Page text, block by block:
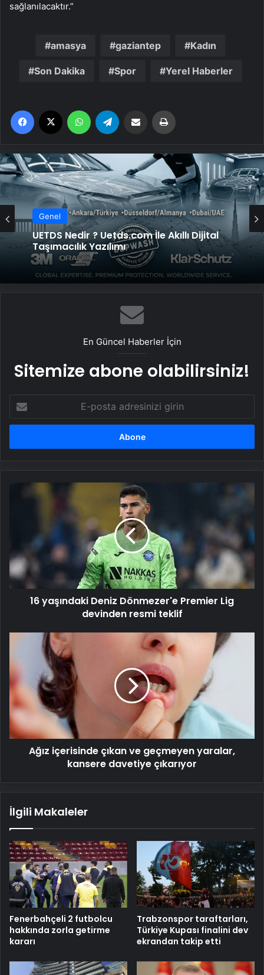
sağlanılacaktır.”
amasya gaziantep Kadın
Son Dakika Spor Yerel Haberler
Facebook WhatsApp Email'den paylaş
Genel
UETDS Nedir ? Uetds.com İle Akıllı Dijital
Taşımacılık Yazılımı
En Güncel Haberler İçin
Sitemize abone olabilirsiniz!
posta
adresinizi
Premier
devinden
resmi
teklif
16 yaşındaki Deniz Dönmezer'e Premier Lig
devinden resmi teklif
içerisinde
çıkan
ve
geçmeyen
yaralar,
kansere
davetiye
çıkarıyor
Ağız içerisinde çıkan ve geçmeyen yaralar,
kansere davetiye çıkarıyor
İlgili Makaleler
Fenerbahçeli 2 futbolcu
hakkında zorla getirme
kararı
Trabzonspor taraftarları,
Türkiye Kupası finalini dev
ekrandan takip etti